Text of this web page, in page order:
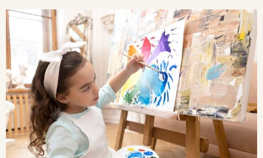
ョ
ン